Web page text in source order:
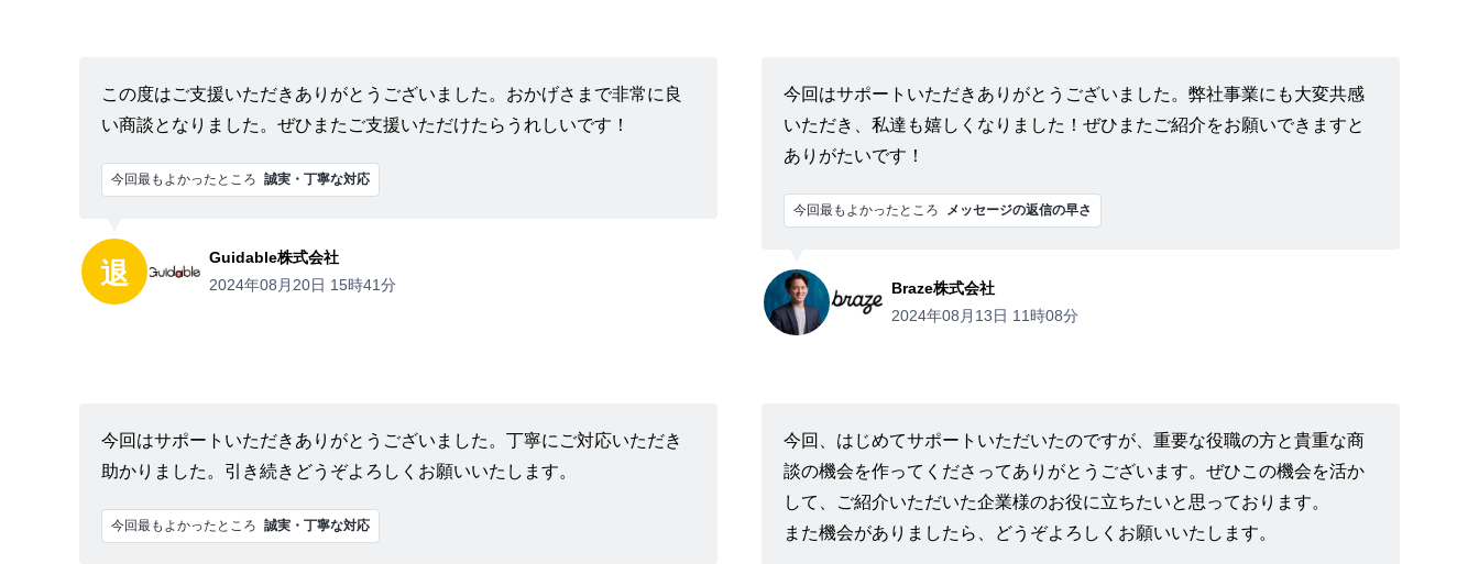
この度はご支援いただきありがとうございました。おかげさまで非常に良
い商談となりました。ぜひまたご支援いただけたらうれしいです！
今回最もよかったところ 誠実・丁寧な対応
退
Guidable株式会社
2024年08月20日 15時41分
今回はサポートいただきありがとうございました。弊社事業にも大変共感
いただき、私達も嬉しくなりました！ぜひまたご紹介をお願いできますと
ありがたいです！
今回最もよかったところ メッセージの返信の早さ
Braze株式会社
2024年08月13日 11時08分
今回はサポートいただきありがとうございました。丁寧にご対応いただき
助かりました。引き続きどうぞよろしくお願いいたします。
今回最もよかったところ 誠実・丁寧な対応
今回、はじめてサポートいただいたのですが、重要な役職の方と貴重な商
談の機会を作ってくださってありがとうございます。ぜひこの機会を活か
して、ご紹介いただいた企業様のお役に立ちたいと思っております。
また機会がありましたら、どうぞよろしくお願いいたします。